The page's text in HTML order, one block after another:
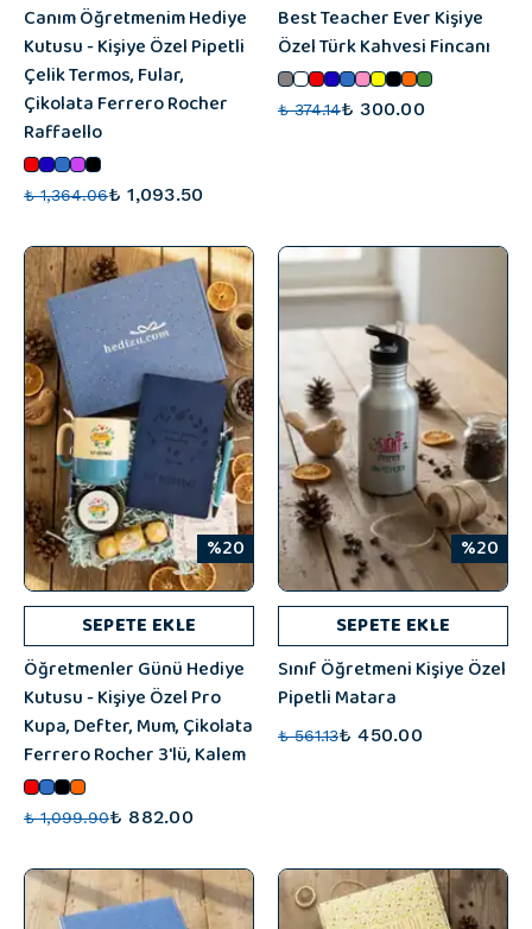
Canım Öğretmenim Hediye
Kutusu - Kişiye Özel Pipetli
Çelik Termos, Fular,
Çikolata Ferrero Rocher
Raffaello
₺ 1,364.06₺ 1,093.50
Best Teacher Ever Kişiye
Özel Türk Kahvesi Fincanı
₺ 374.14₺ 300.00
%20
SEPETE EKLE
Öğretmenler Günü Hediye
Kutusu - Kişiye Özel Pro
Kupa, Defter, Mum, Çikolata
Ferrero Rocher 3'lü, Kalem
₺ 1,099.90₺ 882.00
%20
SEPETE EKLE
Sınıf Öğretmeni Kişiye Özel
Pipetli Matara
₺ 561.13₺ 450.00